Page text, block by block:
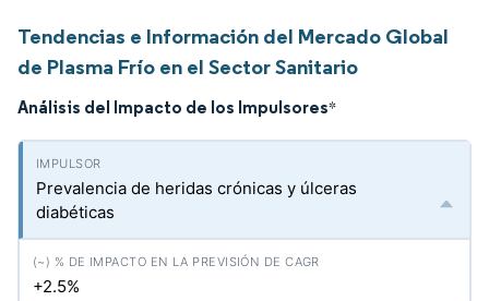
Tendencias e Información del Mercado Global
de Plasma Frío en el Sector Sanitario
Análisis del Impacto de los Impulsores*
Prevalencia de heridas crónicas y úlceras
diabéticas
+2.5%